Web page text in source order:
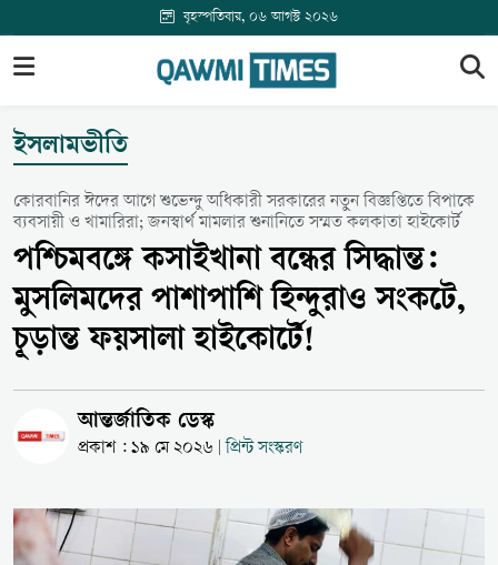
বৃহস্পতিবার, ০৬ আগস্ট ২০২৬
ইসলামভীতি
কোরবানির ঈদের আগে শুভেন্দু অধিকারী সরকারের নতুন বিজ্ঞপ্তিতে বিপাকে
ব্যবসায়ী ও খামারিরা; জনস্বার্থ মামলার শুনানিতে সম্মত কলকাতা হাইকোর্ট
পশ্চিমবঙ্গে কসাইখানা বন্ধের সিদ্ধান্ত:
মুসলিমদের পাশাপাশি হিন্দুরাও সংকটে,
চূড়ান্ত ফয়সালা হাইকোর্টে!
আন্তর্জাতিক ডেস্ক
প্রকাশ : ১৯ মে ২০২৬ প্রিন্ট সংস্করণ